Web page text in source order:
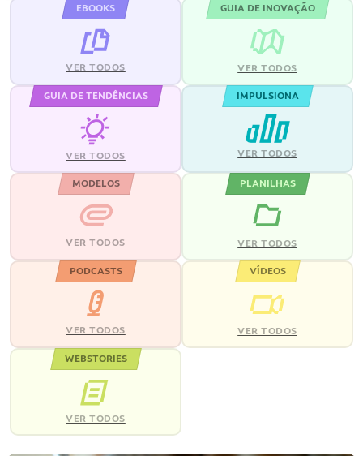
EBOOKS
VER TODOS
GUIA DE INOVAÇÃO
VER TODOS
GUIA DE TENDÊNCIAS
VER TODOS
IMPULSIONA
VER TODOS
MODELOS
VER TODOS
PLANILHAS
VER TODOS
PODCASTS
VER TODOS
VÍDEOS
VER TODOS
WEBSTORIES
VER TODOS